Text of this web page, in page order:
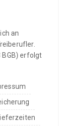
an
BGB) erfolgt